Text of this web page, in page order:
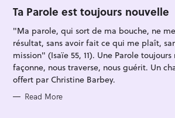
O
R
E
Ta Parole est toujours nouvelle
"Ma parole, qui sort de ma bouche, ne
résultat, sans avoir fait ce qui me plaît,
mission" (Isaïe 55, 11). Une Parole
façonne, nous traverse, nous guérit. Un
offert par Christine Barbey.
Read More